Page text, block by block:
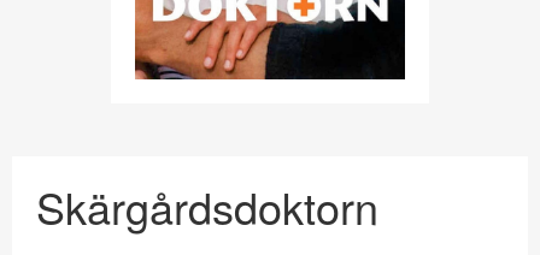
Skärgårdsdoktorn